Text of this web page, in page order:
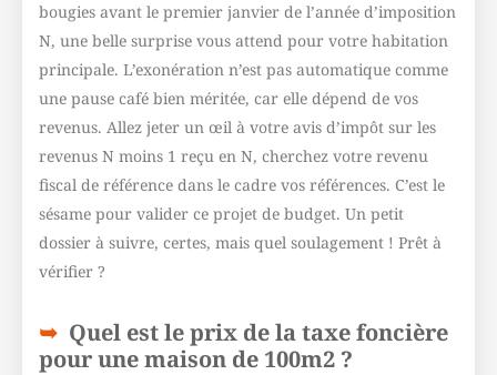
bougies avant le premier janvier de l’année d’imposition
N, une belle surprise vous attend pour votre habitation
principale. L’exonération n’est pas automatique comme
une pause café bien méritée, car elle dépend de vos
revenus. Allez jeter un œil à votre avis d’impôt sur les
revenus N moins 1 reçu en N, cherchez votre revenu
fiscal de référence dans le cadre vos références. C’est le
sésame pour valider ce projet de budget. Un petit
dossier à suivre, certes, mais quel soulagement ! Prêt à
vérifier ?
Quel est le prix de la taxe foncière
pour une maison de 100m2 ?